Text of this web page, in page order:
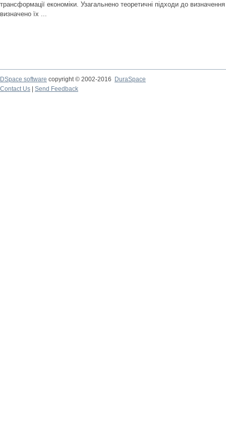
трансформації економіки. Узагальнено теоретичні підходи до визначення
визначено їх ...
DSpace software copyright © 2002-2016
DuraSpace
Contact Us
Send Feedback